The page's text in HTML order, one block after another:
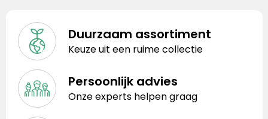
Duurzaam assortiment
Keuze uit een ruime collectie
Persoonlijk advies
Onze experts helpen graag